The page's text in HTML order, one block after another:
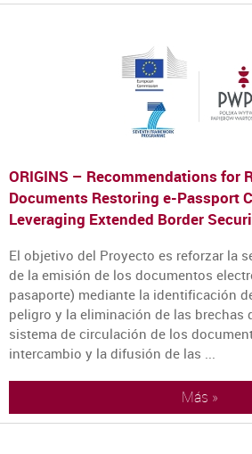
ORIGINS – Recommendations for
Documents Restoring e-Passport
Leveraging Extended Border
El objetivo del Proyecto es reforzar la
de la emisión de los documentos
pasaporte) mediante la identificación
peligro y la eliminación de las brechas
sistema de circulación de los
intercambio y la difusión de las ...
Más »